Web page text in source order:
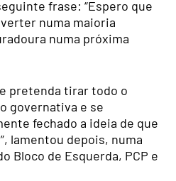
frase: “Espero que
numa maioria
numa próxima
pretenda tirar todo o
governativa e se
fechado a ideia de que
lamentou depois, numa
Bloco de Esquerda, PCP e